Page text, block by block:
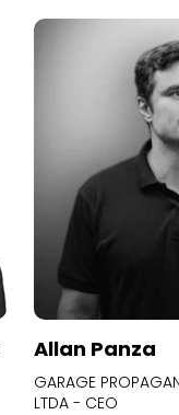
Allan Panza
GARAGE
LTDA - CEO